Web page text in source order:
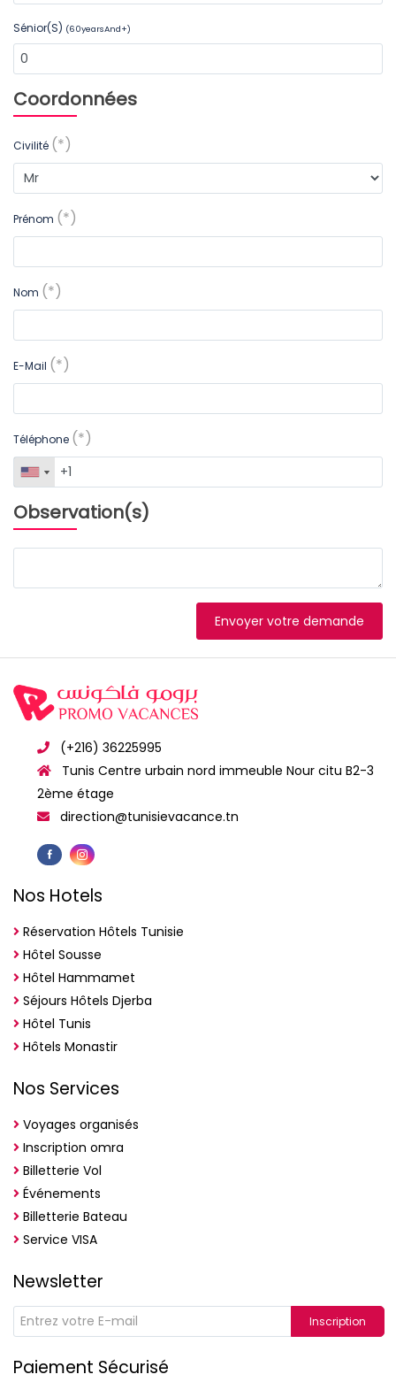
Sénior(s) (60yearsAnd+)
Coordonnées
Civilité (*)
Prénom (*)
Nom (*)
E-Mail (*)
Téléphone (*)
Observation(s)
Envoyer votre demande
(+216) 36225995
Tunis Centre urbain nord immeuble Nour citu B2-3
2ème étage
direction@tunisievacance.tn
Nos Hotels
Réservation Hôtels Tunisie
Hôtel Sousse
Hôtel Hammamet
Séjours Hôtels Djerba
Hôtel Tunis
Hôtels Monastir
Nos Services
Voyages organisés
Inscription omra
Billetterie Vol
Événements
Billetterie Bateau
Service VISA
Newsletter
Inscription
Paiement Sécurisé